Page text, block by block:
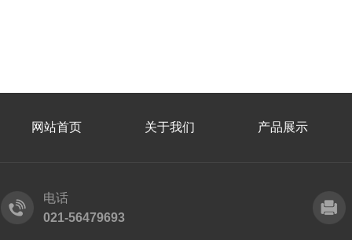
网站首页 关于我们 产品展示
电话
021-56479693